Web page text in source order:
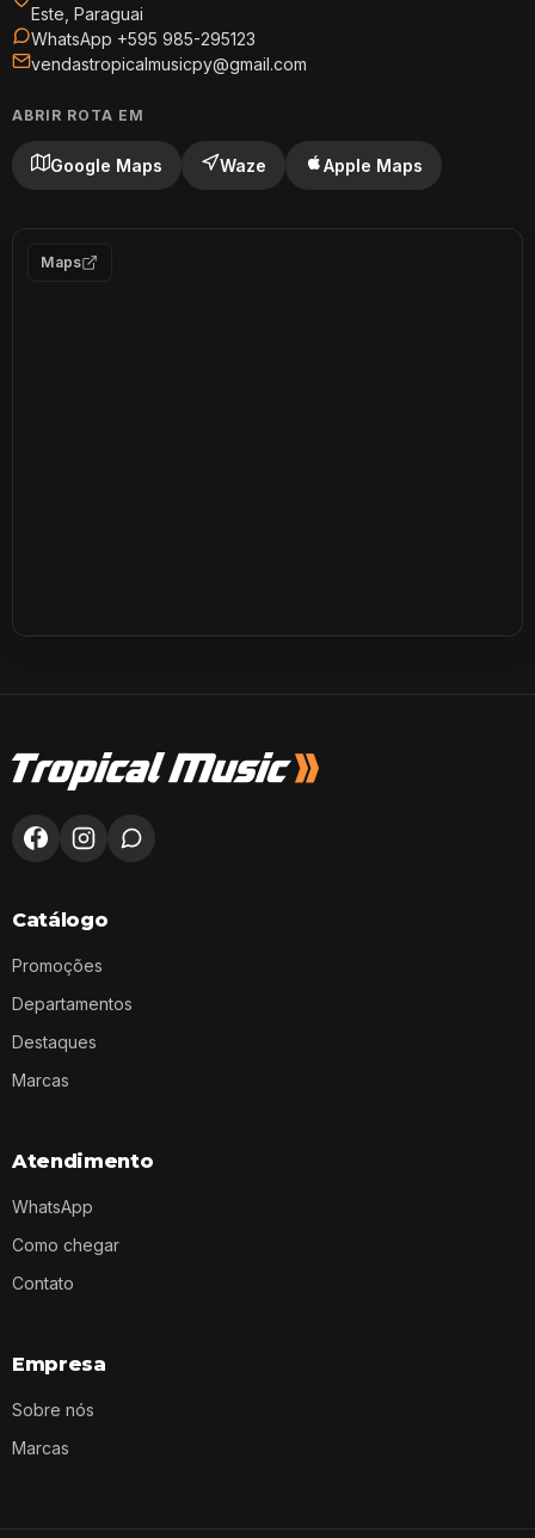
Este, Paraguai
WhatsApp +595 985-295123
vendastropicalmusicpy@gmail.com
ABRIR ROTA EM
Google Maps Waze Apple Maps
Maps
Catálogo
Promoções
Departamentos
Destaques
Marcas
Atendimento
WhatsApp
Como chegar
Contato
Empresa
Sobre nós
Marcas